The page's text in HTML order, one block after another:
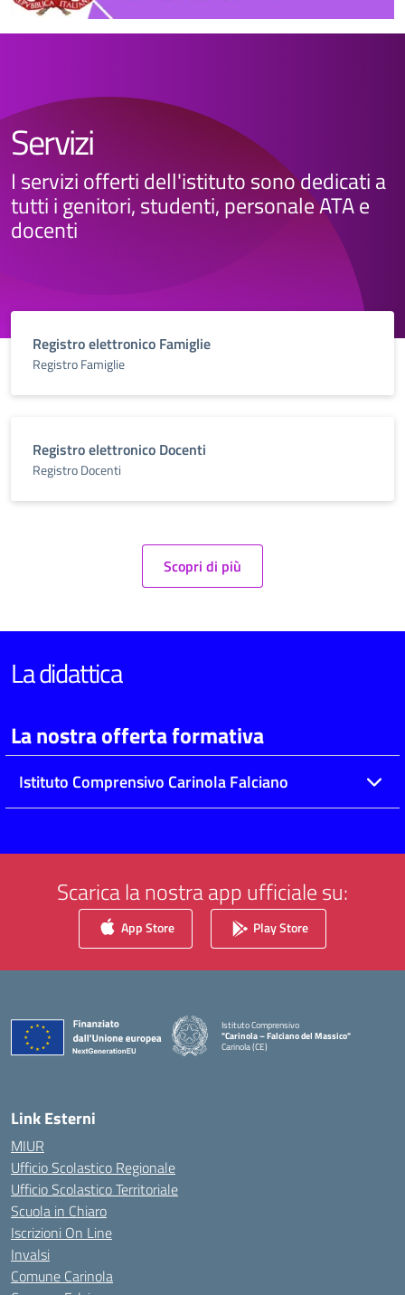
Servizi
I servizi offerti dell'istituto sono dedicati a
tutti i genitori, studenti, personale ATA e
docenti
Registro elettronico Famiglie
Registro Famiglie
Registro elettronico Docenti
Registro Docenti
Scopri di più
La didattica
La nostra offerta formativa
Istituto Comprensivo Carinola Falciano
Scarica la nostra app ufficiale su:
App Store Play Store
Istituto Comprensivo
"Carinola – Falciano del Massico"
Carinola (CE)
Link Esterni
MIUR
Ufficio Scolastico Regionale
Ufficio Scolastico Territoriale
Scuola in Chiaro
Iscrizioni On Line
Invalsi
Comune Carinola